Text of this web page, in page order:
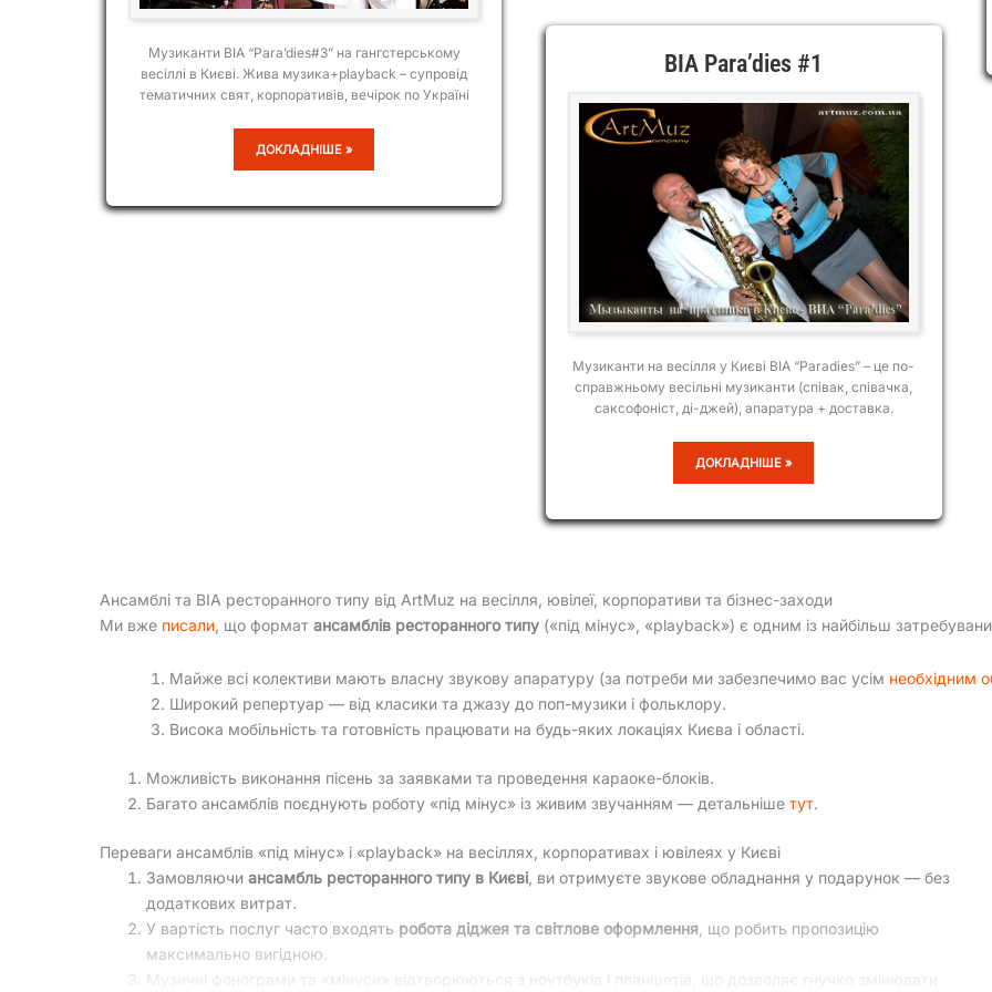
Музиканти ВІА “Para’dies#3” на гангстерському
весіллі в Києві. Жива музика+playback – супровід
тематичних свят, корпоративів, вечірок по Україні
ВІА
PARA’DIES#3
ДОКЛАДНІШЕ »
ВІА Para’dies #1
Музиканти на весілля у Києві ВІА “Paradies” – це по-
справжньому весільні музиканти (співак, співачка,
саксофоніст, ді-джей), апаратура + доставка.
ВІА
PARA’DIES
ДОКЛАДНІШЕ »
Ансамблі та ВІА ресторанного типу від ArtMuz на весілля, ювілеї, корпоративи та бізнес-заходи
Ми вже писали, що формат ансамблів ресторанного типу («під мінус», «playback») є одним із найбільш
Майже всі колективи мають власну звукову апаратуру (за потреби ми забезпечимо вас усім необхідним
Широкий репертуар — від класики та джазу до поп-музики і фольклору.
Висока мобільність та готовність працювати на будь-яких локаціях Києва і області.
Можливість виконання пісень за заявками та проведення караоке-блоків.
Багато ансамблів поєднують роботу «під мінус» із живим звучанням — детальніше тут.
Переваги ансамблів «під мінус» і «playback» на весіллях, корпоративах і ювілеях у Києві
Замовляючи ансамбль ресторанного типу в Києві , ви отримуєте звукове обладнання у подарунок — без
додаткових витрат.
У вартість послуг часто входять робота діджея та світлове оформлення , що робить пропозицію
максимально вигідною.
Музичні фонограми та «мінуси» відтворюються з ноутбуків і планшетів, що дозволяє гнучко змінювати